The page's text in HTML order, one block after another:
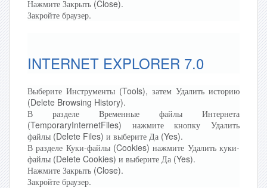
Нажмите Закрыть (Close).
Закройте браузер.
INTERNET EXPLORER 7.0
Выберите Инструменты (Tools), затем Удалить историю
(Delete Browsing History).
В разделе Временные файлы Интернета
(TemporaryInternetFiles) нажмите кнопку Удалить
файлы (Delete Files) и выберите Да (Yes).
В разделе Куки-файлы (Cookies) нажмите Удалить куки-
файлы (Delete Cookies) и выберите Да (Yes).
Нажмите Закрыть (Close).
Закройте браузер.